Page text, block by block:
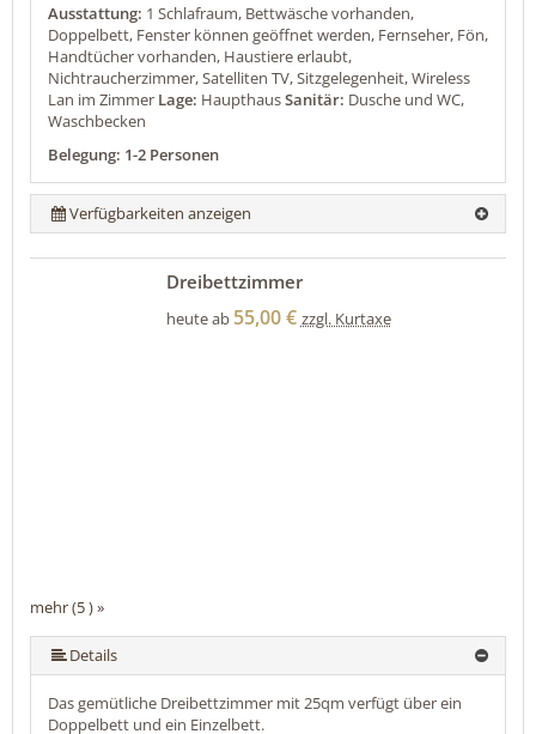
Ausstattung: 1 Schlafraum, Bettwäsche vorhanden,
Doppelbett, Fenster können geöffnet werden, Fernseher, Fön,
Handtücher vorhanden, Haustiere erlaubt,
Nichtraucherzimmer, Satelliten TV, Sitzgelegenheit, Wireless
Lan im Zimmer Lage: HaupthausSanitär: Dusche und WC,
Waschbecken
Belegung: 1-2 Personen
Verfügbarkeiten anzeigen
mehr (5 ) »
mehr (5 ) »
Dreibettzimmer
heute ab 55,00 € zzgl. Kurtaxe
Details
Das gemütliche Dreibettzimmer mit 25qm verfügt über ein
Doppelbett und ein Einzelbett.